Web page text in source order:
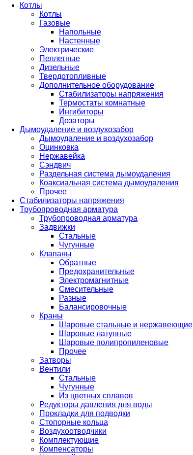
Котлы
Котлы
Газовые
Напольные
Настенные
Электрические
Пеллетные
Дизельные
Твердотопливные
Дополнительное оборудование
Стабилизаторы напряжения
Термостаты комнатные
Ингибиторы
Дозаторы
Дымоудаление и воздухозабор
Дымоудаление и воздухозабор
Оцинковка
Нержавейка
Сэндвич
Раздельная система дымоудаления
Коаксиальная система дымоудаления
Прочее
Стабилизаторы напряжения
Трубопроводная арматура
Трубопроводная арматура
Задвижки
Стальные
Чугунные
Клапаны
Обратные
Предохранительные
Электромагнитные
Смесительные
Разные
Балансировочные
Краны
Шаровые стальные и нержавеющие
Шаровые латунные
Шаровые полипропиленовые
Прочее
Затворы
Вентили
Стальные
Чугунные
Из цветных сплавов
Редукторы давления для воды
Прокладки для подводки
Стопорные кольца
Воздухоотводчики
Комплектующие
Компенсаторы